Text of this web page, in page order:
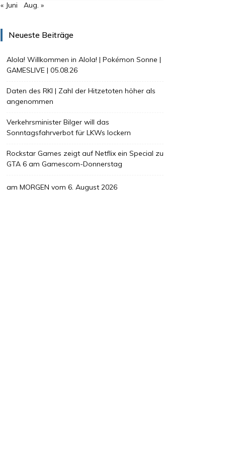
« Juni
Aug. »
Neueste Beiträge
Alola! Willkommen in Alola! | Pokémon Sonne |
GAMESLIVE | 05.08.26
Daten des RKI | Zahl der Hitzetoten höher als
angenommen
Verkehrsminister Bilger will das
Sonntagsfahrverbot für LKWs lockern
Rockstar Games zeigt auf Netflix ein Special zu
GTA 6 am Gamescom-Donnerstag
am MORGEN vom 6. August 2026